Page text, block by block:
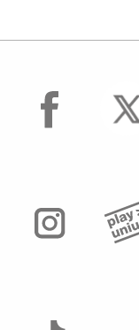
facebook